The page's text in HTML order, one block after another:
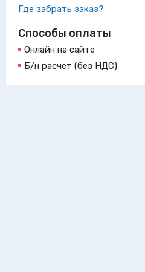
Где забрать заказ?
Способы оплаты
Онлайн на сайте
Б/н расчет (без НДС)